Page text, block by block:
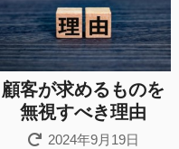
顧客が求めるものを
無視すべき理由
2024年9月19日